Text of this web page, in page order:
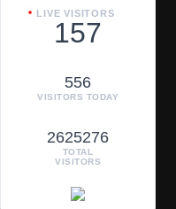
LIVE VISITORS
157
556
VISITORS TODAY
2625276
TOTAL
VISITORS